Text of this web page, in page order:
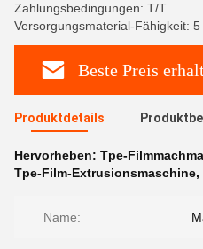
Zahlungsbedingungen: T/T
Versorgungsmaterial-Fähigkeit:
Beste Preis
Produktdetails
Hervorheben: Tpe-
Tpe-Film-Extrusionsmaschine,
Name: